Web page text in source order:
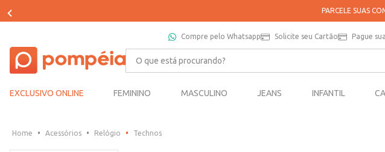
PARCELE SUAS
Compre pelo Whatsapp Solicite seu Cartão Pague
O que está procurando?
EXCLUSIVO ONLINE FEMININO MASCULINO JEANS INFANTIL
Acessórios Relógio Technos